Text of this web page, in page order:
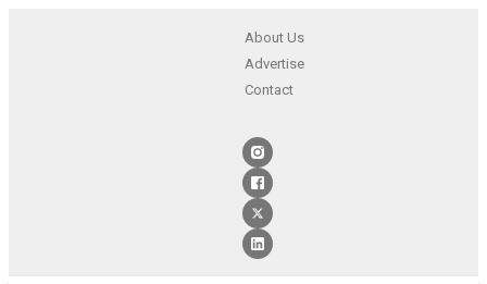
About Us
Advertise
Contact